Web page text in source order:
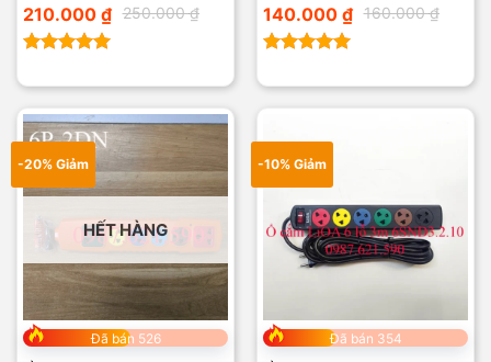
hạng5.00
250.000₫
Giá
gốc
là:
250.000 ₫.
210.000 ₫
Giá
hiện
tại
là:
hạng5.00
160.000₫
Giá
gốc
là:
160.000 ₫.
140.000 ₫
Giá
hiện
tại
là:
-20% Giảm
HẾT HÀNG
Đã bán 526
-10% Giảm
Đã bán 354